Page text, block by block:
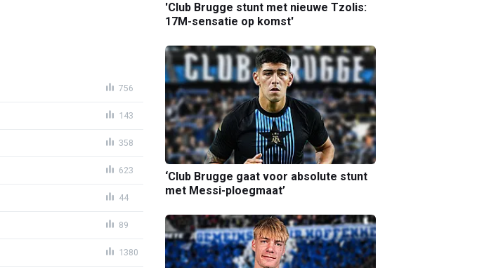
756
143
358
623
44
89
1380
'Club Brugge stunt met nieuwe Tzolis:
17M-sensatie op komst'
‘Club Brugge gaat voor absolute stunt
met Messi-ploegmaat’